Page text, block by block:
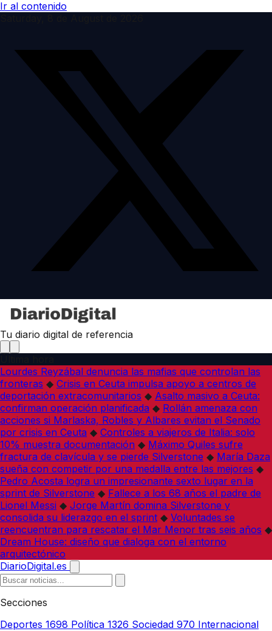
Ir al contenido
Tu diario digital de referencia
Lourdes Reyzábal denuncia las mafias que controlan las
fronteras ◆ Crisis en Ceuta impulsa apoyo a centros de
deportación extracomunitarios ◆ Asalto masivo a Ceuta:
confirman operación planificada ◆ Rollán amenaza con
acciones si Marlaska, Robles y Albares evitan el Senado
por crisis en Ceuta ◆ Controles a viajeros de Italia: solo
10% muestra documentación ◆ Máximo Quiles sufre
fractura de clavícula y se pierde Silverstone ◆ María Daza
sueña con competir por una medalla entre las mejores ◆
Pedro Acosta logra un impresionante sexto lugar en la
sprint de Silverstone ◆ Fallece a los 68 años el padre de
Lionel Messi ◆ Jorge Martín domina Silverstone y
consolida su liderazgo en el sprint ◆ Voluntades se
reencuentran para rescatar el Mar Menor tras seis años ◆
Dream House: diseño que dialoga con el entorno
arquitectónico
DiarioDigital.es
Secciones
Deportes 1698 Política 1326 Sociedad 970 Internacional